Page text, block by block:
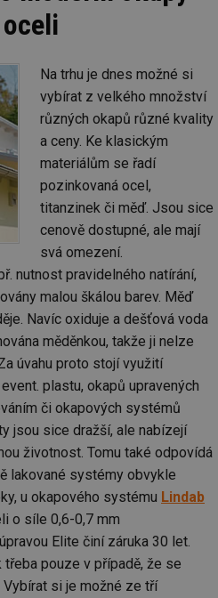
Na trhu je dnes možné si
vybírat z velkého množství
různých okapů různé kvality
a ceny. Ke klasickým
materiálům se řadí
pozinkovaná ocel,
titanzinek či měď. Jsou sice
cenově dostupné, ale mají
svá omezení.
nutnost pravidelného natírání,
malou škálou barev. Měď
Navíc oxiduje a dešťová voda
měděnkou, takže ji nelze
úvahu proto stojí využití
plastu, okapů upravených
či okapových systémů
jsou sice dražší, ale nabízejí
životnost. Tomu také odpovídá
lakované systémy obvykle
u okapového systému Lindab
o síle 0,6-0,7 mm
Elite činí záruka 30 let.
pouze v případě, že se
si je možné ze tří